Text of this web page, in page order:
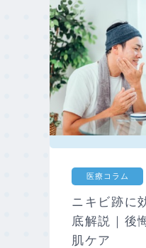
医療コラム
ニキビ跡に
底解説｜後
肌ケア